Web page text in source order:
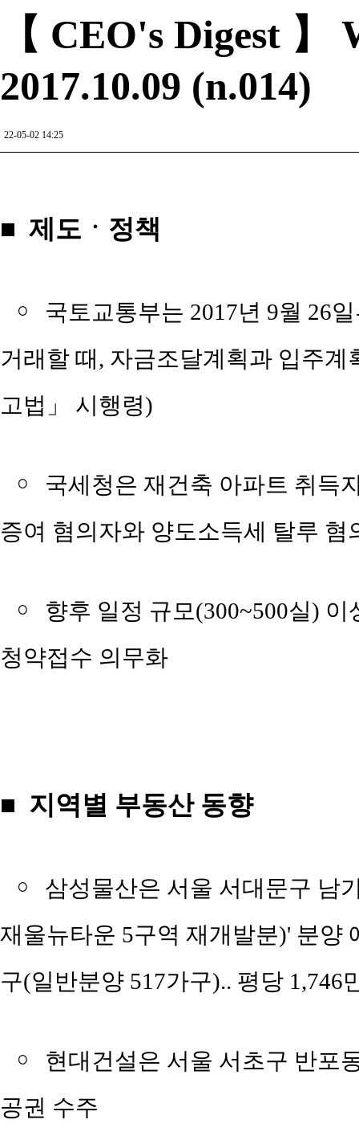
【 CEO's Digest 】
2017.10.09 (n.014)
22-05-02 14:25
■ 제도ㆍ정책
￮
국토교통부는 2017년 9월 26
거래할 때, 자금조달계획과 입주
고법」 시행령)
￮
국세청은 재건축 아파트 취득
증여 혐의자와 양도소득세 탈루
￮
향후 일정 규모(300~500실)
청약접수 의무화
■ 지역별 부동산 동향
￮
삼성물산은 서울 서대문구 남
재울뉴타운 5구역 재개발분)' 분양
구(일반분양 517가구).. 평당 1,746
￮
현대건설은 서울 서초구 반포
공권 수주